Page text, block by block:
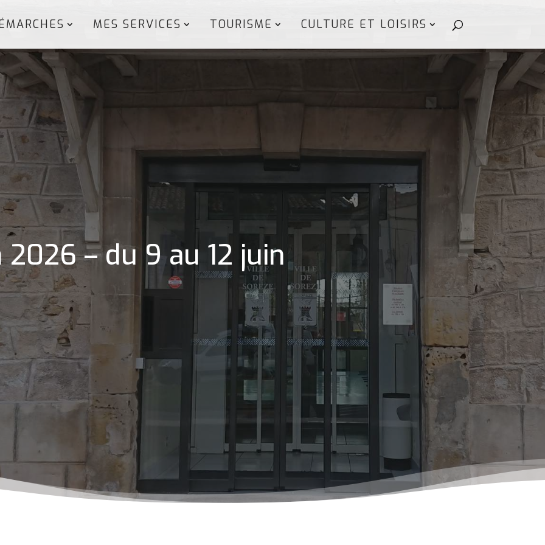
MES SERVICES TOURISME CULTURE ET LOISIRS
2026 – du 9 au 12 juin